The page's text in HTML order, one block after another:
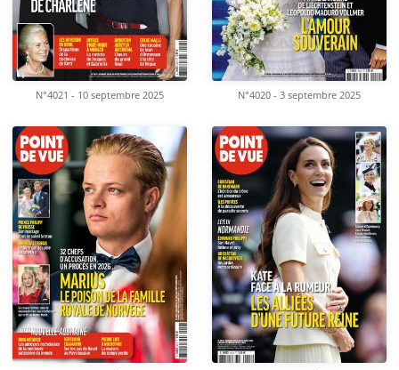
N°4021 - 10 septembre 2025 N°4020 - 3 septembre 2025